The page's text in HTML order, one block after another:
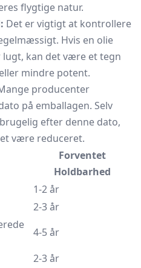
flygtige natur.
Det er vigtigt at kontrollere
Hvis en olie
kan det være et tegn
mindre potent.
producenter
på emballagen. Selv
efter denne dato,
være reduceret.
Forventet
Holdbarhed
1-2 år
2-3 år
4-5 år
2-3 år